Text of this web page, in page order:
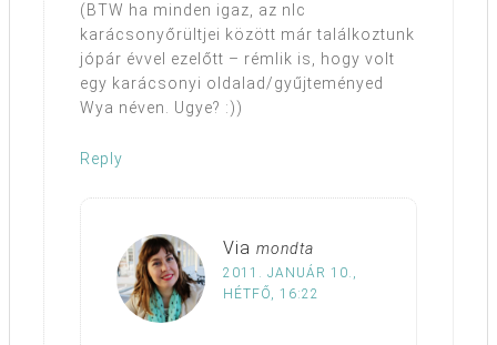
(BTW ha minden igaz, az nlc
karácsonyőrültjei között már találkoztunk
jópár évvel ezelőtt – rémlik is, hogy volt
egy karácsonyi oldalad/gyűjteményed
Wya néven. Ugye? :))
Reply
Via mondta
2011. JANUÁR 10.,
HÉTFŐ, 16:22